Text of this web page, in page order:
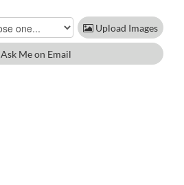
Upload Images
Ask Me on Email